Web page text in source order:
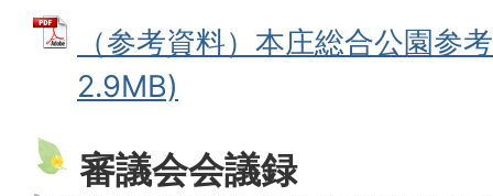
（参考資料）本庄総合公園参
2.9MB)
審議会会議録